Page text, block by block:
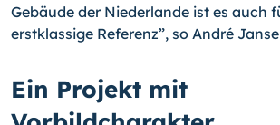
Gebäude der Niederlande ist es auch
erstklassige Referenz”, so André
Ein Projekt mit